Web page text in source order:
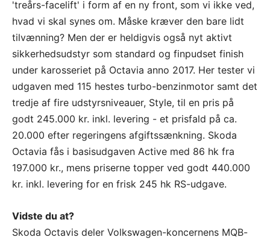
'treårs-facelift' i form af en ny front, som vi ikke ved,
hvad vi skal synes om. Måske kræver den bare lidt
tilvænning? Men der er heldigvis også nyt aktivt
sikkerhedsudstyr som standard og finpudset finish
under karosseriet på Octavia anno 2017. Her tester vi
udgaven med 115 hestes turbo-benzinmotor samt det
tredje af fire udstyrsniveauer, Style, til en pris på
godt 245.000 kr. inkl. levering - et prisfald på ca.
20.000 efter regeringens afgiftssænkning. Skoda
Octavia fås i basisudgaven Active med 86 hk fra
197.000 kr., mens priserne topper ved godt 440.000
kr. inkl. levering for en frisk 245 hk RS-udgave.
Vidste du at?
Skoda Octavis deler Volkswagen-koncernens MQB-